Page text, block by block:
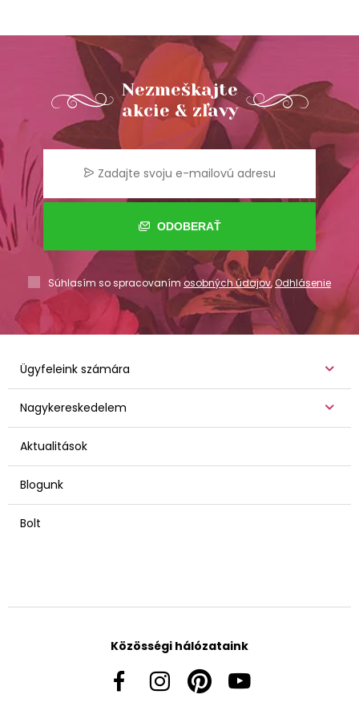
Nezmeškajte
akcie & zľavy
ODOBERAŤ
Súhlasím so spracovaním osobných údajov,Odhlásenie
Ügyfeleink számára
Nagykereskedelem
Aktualitások
Blogunk
Bolt
Közösségi hálózataink